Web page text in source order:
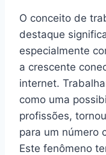
O conceito de
destaque
especialmente
a crescente
internet.
como uma
profissões,
para um número
Este fenômeno